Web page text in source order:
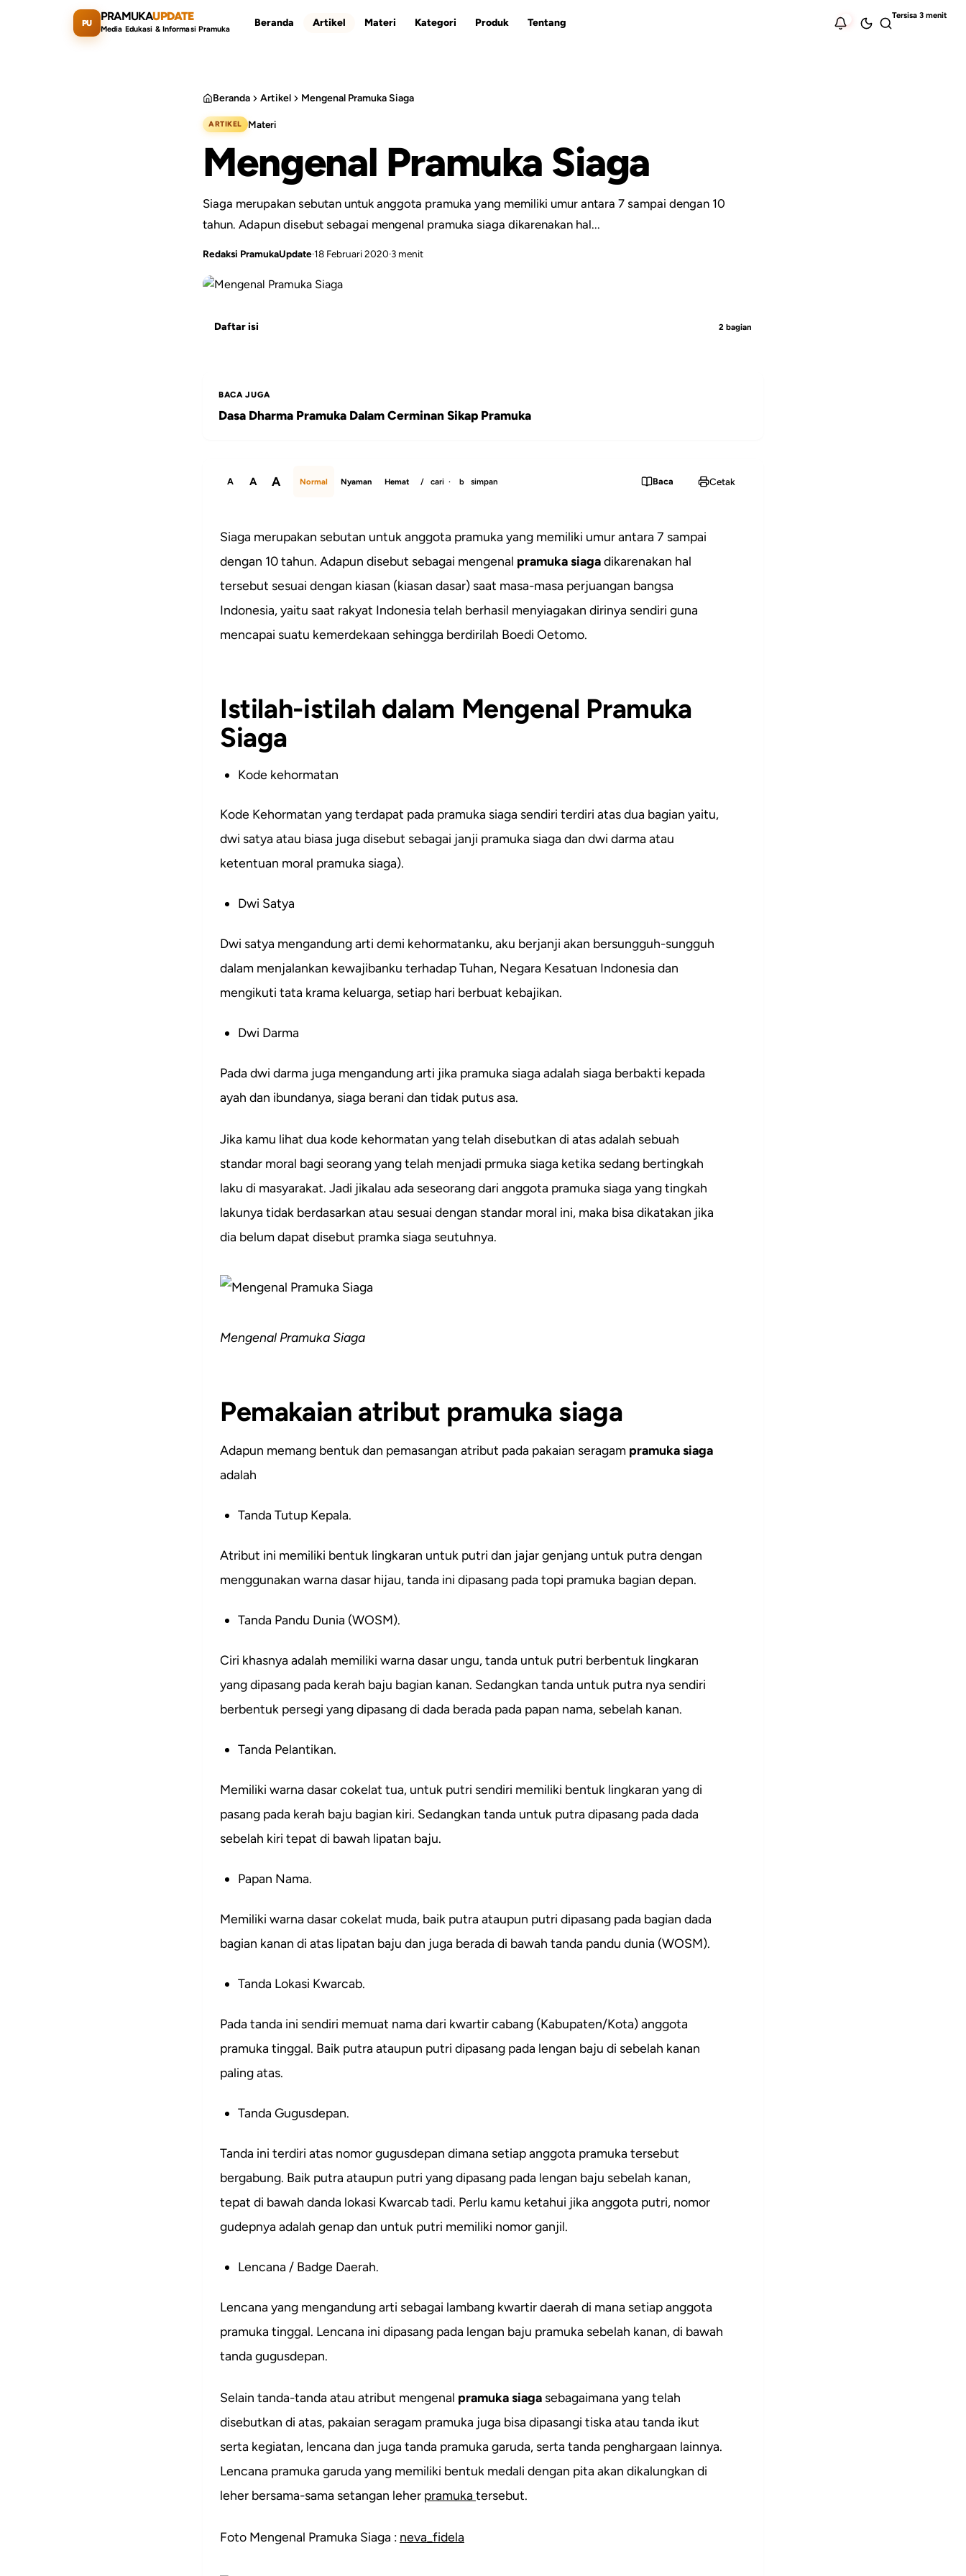
Lewati ke konten utama
PU PRAMUKAUPDATE
Media Edukasi & Informasi Pramuka
Beranda Artikel Materi Kategori Produk Tentang
Beranda Artikel Mengenal Pramuka Siaga
ARTIKEL Materi
Mengenal Pramuka Siaga
Siaga merupakan sebutan untuk anggota pramuka yang memiliki umur antara 7 sampai dengan 10
tahun. Adapun disebut sebagai mengenal pramuka siaga dikarenakan hal...
Redaksi PramukaUpdate·18 Februari 2020·3 menit
Daftar isi 2 bagian
BACA JUGA
Dasa Dharma Pramuka Dalam Cerminan Sikap Pramuka
A A A Normal Nyaman Hemat / cari · b simpan Baca Cetak
Siaga merupakan sebutan untuk anggota pramuka yang memiliki umur antara 7 sampai
dengan 10 tahun. Adapun disebut sebagai mengenal pramuka siagadikarenakan hal
tersebut sesuai dengan kiasan (kiasan dasar) saat masa-masa perjuangan bangsa
Indonesia, yaitu saat rakyat Indonesia telah berhasil menyiagakan dirinya sendiri guna
mencapai suatu kemerdekaan sehingga berdirilah Boedi Oetomo.
Istilah-istilah dalam Mengenal Pramuka
Siaga
Kode kehormatan
Kode Kehormatan yang terdapat pada pramuka siaga sendiri terdiri atas dua bagian yaitu,
dwi satya atau biasa juga disebut sebagai janji pramuka siaga dan dwi darma atau
ketentuan moral pramuka siaga).
Dwi Satya
Dwi satya mengandung arti demi kehormatanku, aku berjanji akan bersungguh-sungguh
dalam menjalankan kewajibanku terhadap Tuhan, Negara Kesatuan Indonesia dan
mengikuti tata krama keluarga, setiap hari berbuat kebajikan.
Dwi Darma
Pada dwi darma juga mengandung arti jika pramuka siaga adalah siaga berbakti kepada
ayah dan ibundanya, siaga berani dan tidak putus asa.
Jika kamu lihat dua kode kehormatan yang telah disebutkan di atas adalah sebuah
standar moral bagi seorang yang telah menjadi prmuka siaga ketika sedang bertingkah
laku di masyarakat. Jadi jikalau ada seseorang dari anggota pramuka siaga yang tingkah
lakunya tidak berdasarkan atau sesuai dengan standar moral ini, maka bisa dikatakan jika
dia belum dapat disebut pramka siaga seutuhnya.
Mengenal Pramuka Siaga
Pemakaian atribut pramuka siaga
Adapun memang bentuk dan pemasangan atribut pada pakaian seragam pramuka siaga
adalah
Tanda Tutup Kepala.
Atribut ini memiliki bentuk lingkaran untuk putri dan jajar genjang untuk putra dengan
menggunakan warna dasar hijau, tanda ini dipasang pada topi pramuka bagian depan.
Tanda Pandu Dunia (WOSM).
Ciri khasnya adalah memiliki warna dasar ungu, tanda untuk putri berbentuk lingkaran
yang dipasang pada kerah baju bagian kanan. Sedangkan tanda untuk putra nya sendiri
berbentuk persegi yang dipasang di dada berada pada papan nama, sebelah kanan.
Tanda Pelantikan.
Memiliki warna dasar cokelat tua, untuk putri sendiri memiliki bentuk lingkaran yang di
pasang pada kerah baju bagian kiri. Sedangkan tanda untuk putra dipasang pada dada
sebelah kiri tepat di bawah lipatan baju.
Papan Nama.
Memiliki warna dasar cokelat muda, baik putra ataupun putri dipasang pada bagian dada
bagian kanan di atas lipatan baju dan juga berada di bawah tanda pandu dunia (WOSM).
Tanda Lokasi Kwarcab.
Pada tanda ini sendiri memuat nama dari kwartir cabang (Kabupaten/Kota) anggota
pramuka tinggal. Baik putra ataupun putri dipasang pada lengan baju di sebelah kanan
paling atas.
Tanda Gugusdepan.
Tanda ini terdiri atas nomor gugusdepan dimana setiap anggota pramuka tersebut
bergabung. Baik putra ataupun putri yang dipasang pada lengan baju sebelah kanan,
tepat di bawah danda lokasi Kwarcab tadi. Perlu kamu ketahui jika anggota putri, nomor
gudepnya adalah genap dan untuk putri memiliki nomor ganjil.
Lencana / Badge Daerah.
Lencana yang mengandung arti sebagai lambang kwartir daerah di mana setiap anggota
pramuka tinggal. Lencana ini dipasang pada lengan baju pramuka sebelah kanan, di bawah
tanda gugusdepan.
Selain tanda-tanda atau atribut mengenal pramuka siaga sebagaimana yang telah
disebutkan di atas, pakaian seragam pramuka juga bisa dipasangi tiska atau tanda ikut
serta kegiatan, lencana dan juga tanda pramuka garuda, serta tanda penghargaan lainnya.
Lencana pramuka garuda yang memiliki bentuk medali dengan pita akan dikalungkan di
leher bersama-sama setangan leher pramuka tersebut.
Foto Mengenal Pramuka Siaga : neva_fidela